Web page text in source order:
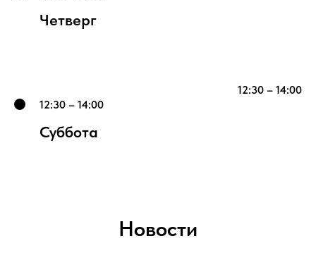
Четверг
12:30 – 14:00
12:30 – 14:00
Суббота
Новости